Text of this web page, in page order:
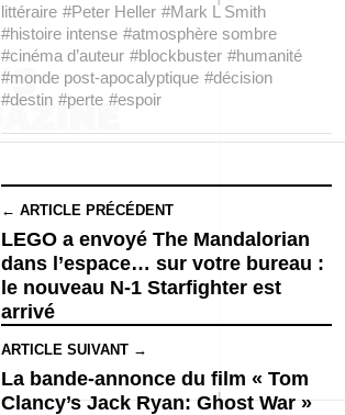
littéraire #Peter Heller #Mark L Smith
#histoire intense #atmosphère sombre
#cinéma d’auteur #blockbuster #humanité
#monde post-apocalyptique #décision
#destin #perte #espoir
← ARTICLE PRÉCÉDENT
LEGO a envoyé The Mandalorian
dans l’espace… sur votre bureau :
le nouveau N-1 Starfighter est
arrivé
ARTICLE SUIVANT →
La bande-annonce du film « Tom
Clancy’s Jack Ryan: Ghost War »